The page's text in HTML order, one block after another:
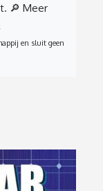
🔎 Meer
en sluit geen